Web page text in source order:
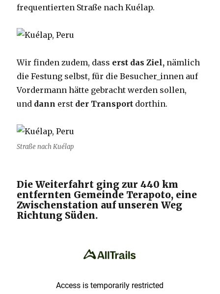
frequentierten Straße nach Kuélap.
Wir finden zudem, dass erst das Ziel, nämlich
die Festung selbst, für die Besucher_innen auf
Vordermann hätte gebracht werden sollen,
und dann erst der Transport dorthin.
Straße nach Kuélap
Die Weiterfahrt ging zur 440 km
entfernten Gemeinde Terapoto, eine
Zwischenstation auf unseren Weg
Richtung Süden.